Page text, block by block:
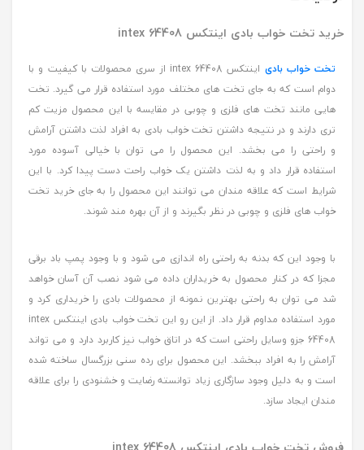
خرید تخت خواب بادی اینتکس intex 64408
تخت خواب بادی
اینتکس intex 64408 از سری محصولات با کیفیت و با
دوام است که به جای تخت های مختلف مورد استفاده قرار می گیرد. تخت
هایی مانند تخت های فلزی و چوبی در مقایسه با این محصول مزیت کم
تری دارند و در نتیجه داشتن تخت خواب بادی به افراد لذت داشتن آرامش
و راحتی را می بخشد. این محصول را می توان با خیالی آسوده مورد
استفاده قرار داد و به لذت داشتن یک خواب راحت دست پیدا کرد. با این
شرایط است که علاقه مندان می توانند این محصول را به جای خرید تخت
خواب های فلزی و چوبی در نظر بگیرند و از آن بهره مند شوند.
با وجود این که بدنه به راحتی راه اندازی می شود و با وجود پمپ باد برقی
مجزا که در کنار محصول به خریداران داده می شود نصب آن آسان خواهد
شد می توان به راحتی بهترین نمونه از محصولات بادی را خریداری کرد و
مورد استفاده مداوم قرار داد. از این رو این تخت خواب بادی اینتکس intex
64408 جزو وسایل راحتی است که در اتاق خواب نیز کاربرد دارد و می تواند
آرامش را به افراد ببخشد. این محصول برای رده سنی بزرگسال ساخته شده
است و به دلیل وجود سازگاری زیاد توانسته رضایت و خشنودی را برای علاقه
مندان ایجاد سازد.